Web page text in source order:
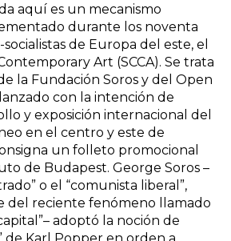
aquí es un mecanismo
durante los noventa
de Europa del este, el
Art (SCCA). Se trata
la Fundación Soros y del Open
con la intención de
y exposición internacional del
en el centro y este de
un folleto promocional
de Budapest. George Soros –
o el “comunista liberal”,
del reciente fenómeno llamado
adoptó la noción de
de Karl Popper en orden a